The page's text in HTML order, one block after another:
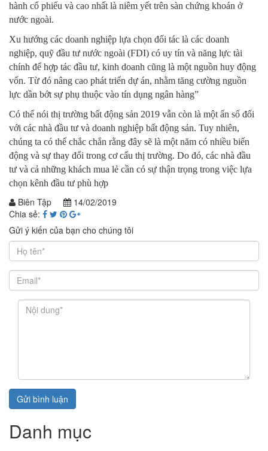
hành cổ phiếu và cao nhất là niêm yết trên sàn chứng khoán ở
nước ngoài.
Xu hướng các doanh nghiệp lựa chọn đối tác là các doanh
nghiệp, quỹ đầu tư nước ngoài (FDI) có uy tín và năng lực tài
chính để hợp tác đầu tư, kinh doanh cũng là một nguồn huy động
vốn. Từ đó nâng cao phát triển dự án, nhằm tăng cường nguồn
lực dần bớt sự phụ thuộc vào tín dụng ngân hàng”
Có thể nói thị trường bất động sản 2019 vẫn còn là một ẩn số đối
với các nhà đầu tư và doanh nghiệp bất động sản. Tuy nhiên,
chúng ta có thể chắc chắn rằng đây sẽ là một năm có nhiều biến
động và sự thay đổi trong cơ cấu thị trường. Do đó, các nhà đầu
tư và cả những khách mua lẻ cần có sự thận trọng trong việc lựa
chọn kênh đầu tư phù hợp
Biên Tập
14/02/2019
Chia sẻ:
Gửi ý kiến của bạn cho chúng tôi
Gửi bình luận
Danh mục